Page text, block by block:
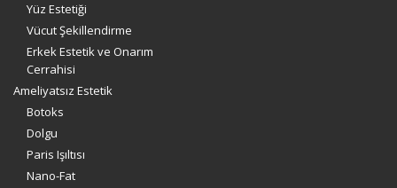
Yüz Estetiği
Vücut Şekillendirme
Erkek Estetik ve Onarım
Cerrahisi
Ameliyatsız Estetik
Botoks
Dolgu
Paris Işıltısı
Nano-Fat